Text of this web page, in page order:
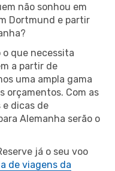
não sonhou em
Dortmund e partir
que necessita
a partir de
uma ampla gama
orçamentos. Com as
e dicas de
Alemanha serão o
já o seu voo
de viagens da